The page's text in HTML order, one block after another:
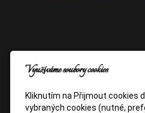
Využíváme soubory cookies
Kliknutím na Přijmout cookies
vybraných cookies (nutné,